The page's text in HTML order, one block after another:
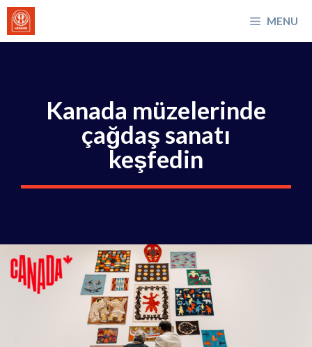
İçeriğe
atla
MENU
Kanada müzelerinde
çağdaş sanatı
keşfedin